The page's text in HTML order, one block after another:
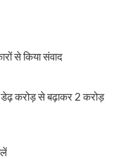
से किया संवाद
डेढ़ करोड़ से बढ़ाकर 2 करोड़